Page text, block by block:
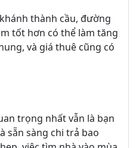
thành cầu, đường
tốt hơn có thể làm tăng
và giá thuê cũng có
trọng nhất vẫn là bạn
sẵn sàng chi trả bao